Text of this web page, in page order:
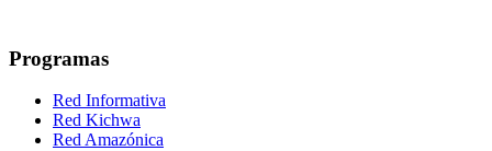
Programas
Red Informativa
Red Kichwa
Red Amazónica